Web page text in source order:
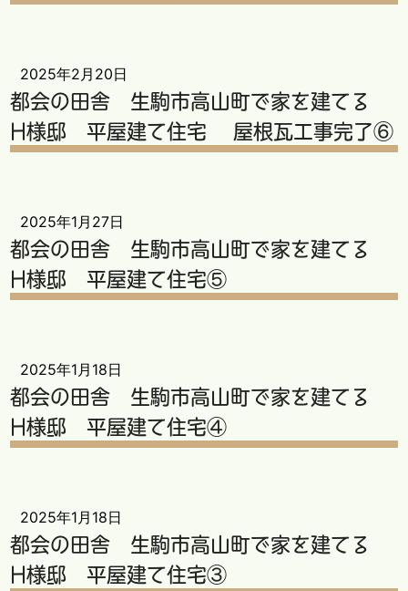
2025年2月20日
都会の田舎 生駒市高山町で家を建てる
H様邸 平屋建て住宅 屋根瓦工事完了⑥
2025年1月27日
都会の田舎 生駒市高山町で家を建てる
H様邸 平屋建て住宅⑤
2025年1月18日
都会の田舎 生駒市高山町で家を建てる
H様邸 平屋建て住宅④
2025年1月18日
都会の田舎 生駒市高山町で家を建てる
H様邸 平屋建て住宅③